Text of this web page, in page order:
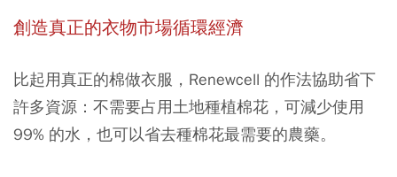
創造真正的衣物市場循環經濟
比起用真正的棉做衣服，Renewcell 的作法協助省下
許多資源：不需要占用土地種植棉花，可減少使用
99% 的水，也可以省去種棉花最需要的農藥。